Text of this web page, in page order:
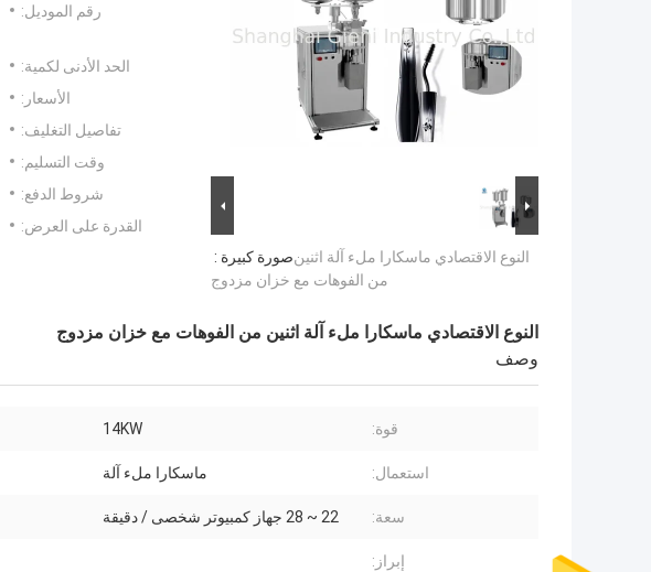
صورة كبيرة :النوع الاقتصادي ماسكارا ملء آلة اثنين
من الفوهات مع خزان مزدوج
رقم الموديل:
الحد الأدنى لكمية:
الأسعار:
تفاصيل التغليف:
وقت التسليم:
شروط الدفع:
القدرة على العرض:
النوع الاقتصادي ماسكارا ملء آلة اثنين من الفوهات مع خزان مزدوج
وصف
قوة: 14KW
استعمال: ماسكارا ملء آلة
سعة: 22 ~ 28 جهاز كمبيوتر شخصى / دقيقة
إبراز: